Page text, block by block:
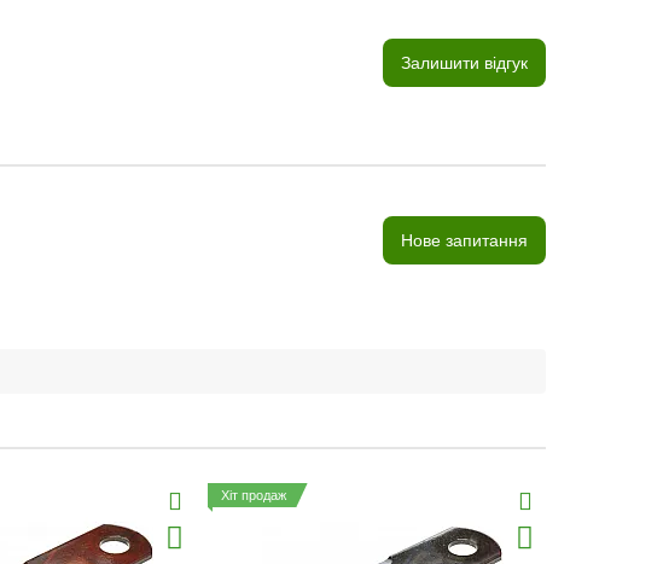
Залишити відгук
Нове запитання
Хіт продаж